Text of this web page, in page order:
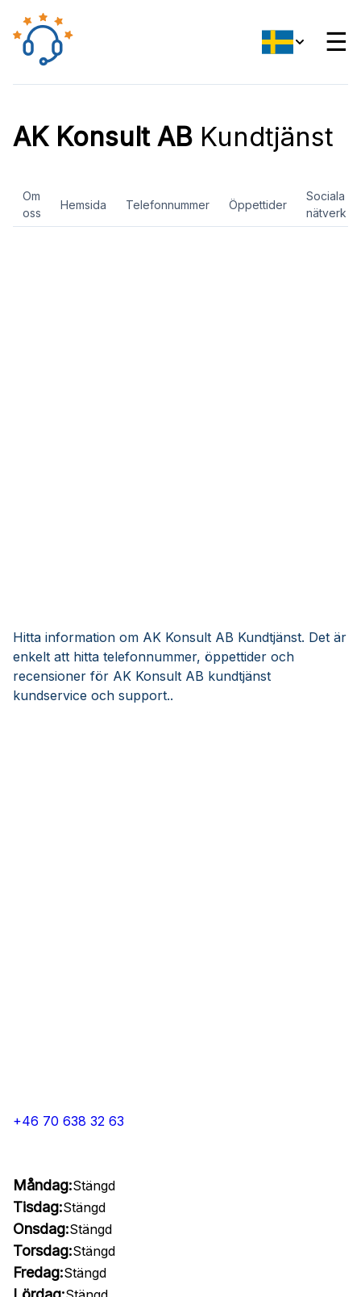
☰
AK Konsult AB Kundtjänst
Om
oss
Hemsida Telefonnummer Öppettider
Sociala
nätverk
Hitta information om AK Konsult AB Kundtjänst. Det är
enkelt att hitta telefonnummer, öppettider och
recensioner för AK Konsult AB kundtjänst
kundservice och support..
+46 70 638 32 63
Måndag:Stängd
Tisdag:Stängd
Onsdag:Stängd
Torsdag:Stängd
Fredag:Stängd